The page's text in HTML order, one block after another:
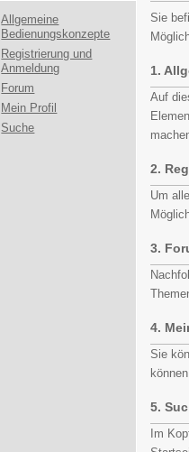
Allgemeine
Bedienungskonzepte
Registrierung und
Anmeldung
Forum
Mein Profil
Suche
Sie
1.
Auf
2.
Um
3.
4.
Sie
5.
Im